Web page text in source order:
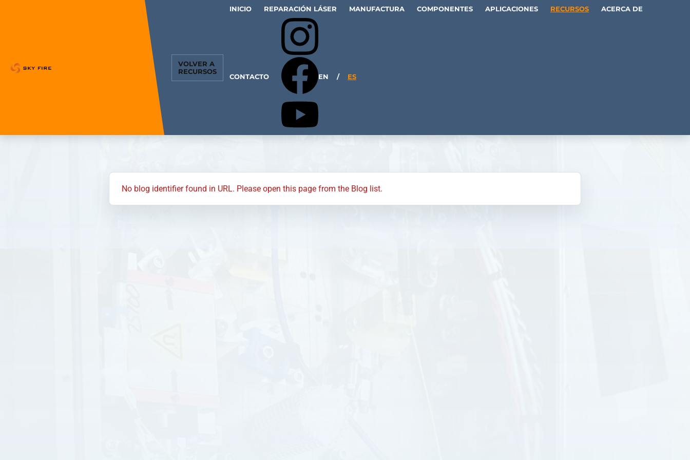
VOLVER A
RECURSOS
INICIO REPARACIÓN LÁSER MANUFACTURA COMPONENTES APLICACIONES RECURSOS ACERCA DE
CONTACTO EN / ES
No blog identifier found in URL. Please open this page from the Blog list.